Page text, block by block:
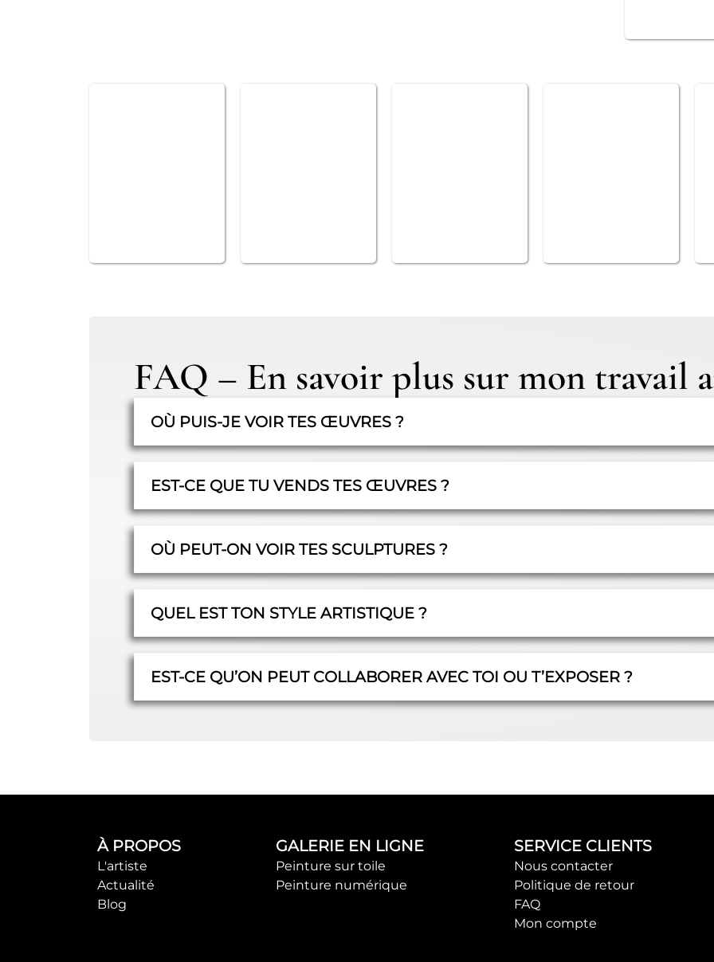
FAQ – En savoir plus sur mon travail
OÙ PUIS-JE VOIR TES ŒUVRES ?
EST-CE QUE TU VENDS TES ŒUVRES ?
OÙ PEUT-ON VOIR TES SCULPTURES ?
QUEL EST TON STYLE ARTISTIQUE ?
EST-CE QU’ON PEUT COLLABORER AVEC TOI OU T’EXPOSER ?
À PROPOS
L'artiste
Actualité
Blog
GALERIE EN LIGNE
Peinture sur toile
Peinture numérique
SERVICE CLIENTS
Nous contacter
Politique de retour
FAQ
Mon compte